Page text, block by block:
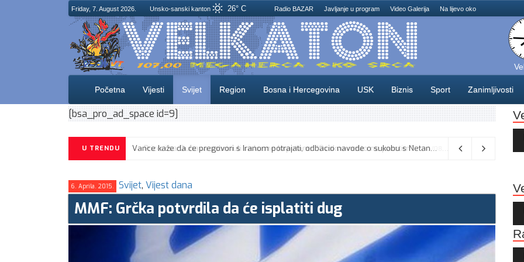
Friday, 7. August 2026. Unsko-sanski kanton 26° C Radio BAZAR Javljanje u program Video Galerija Na lijevo oko
Početna Vijesti Svijet Region Bosna i Hercegovina USK Biznis Sport Zanimljivosti
[bsa_pro_ad_space id=9]
U TRENDU Vance kaže da će pregovori s Iranom potrajati, odbacio navode o sukobu s Netanyahuom 06/08/2026
6. Aprila. 2015. Svijet, Vijest dana
MMF: Grčka potvrdila da će isplatiti dug